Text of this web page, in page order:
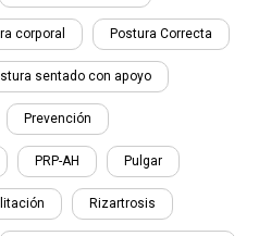
corporal Postura Correcta
sentado con apoyo
Prevención
PRP-AH Pulgar
Rizartrosis